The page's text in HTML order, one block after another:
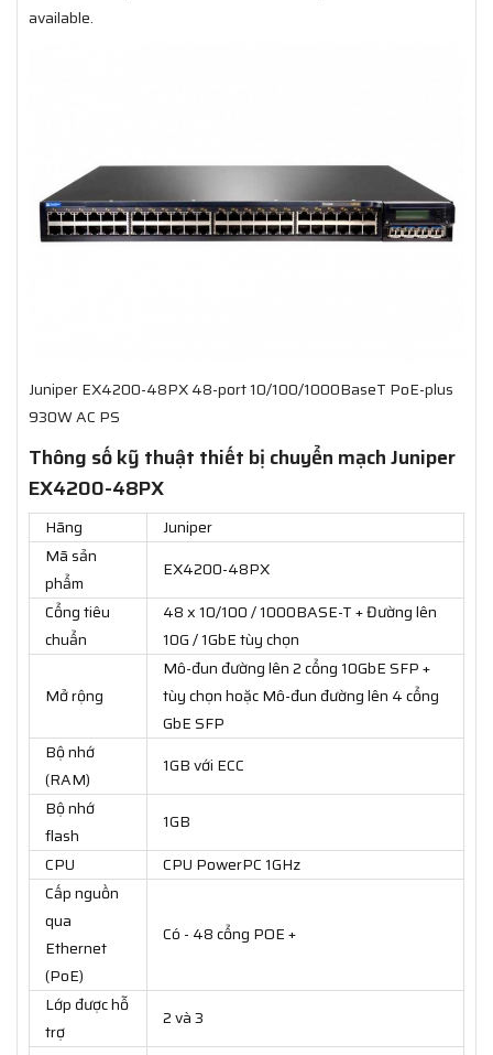
available.
Juniper EX4200-48PX 48-port 10/100/1000BaseT PoE-plus
930W AC PS
Thông số kỹ thuật thiết bị chuyển mạch Juniper
EX4200-48PX
Hãng
Juniper
Mã sản
phẩm
EX4200-48PX
Cổng tiêu
chuẩn
48 x 10/100 / 1000BASE-T + Đường lên
10G / 1GbE tùy chọn
Mở rộng
Mô-đun đường lên 2 cổng 10GbE SFP +
tùy chọn hoặc Mô-đun đường lên 4 cổng
GbE SFP
Bộ nhớ
(RAM)
1GB với ECC
Bộ nhớ
flash
1GB
CPU
CPU PowerPC 1GHz
Cấp nguồn
qua
Ethernet
(PoE)
Có - 48 cổng POE +
Lớp được hỗ
trợ
2 và 3